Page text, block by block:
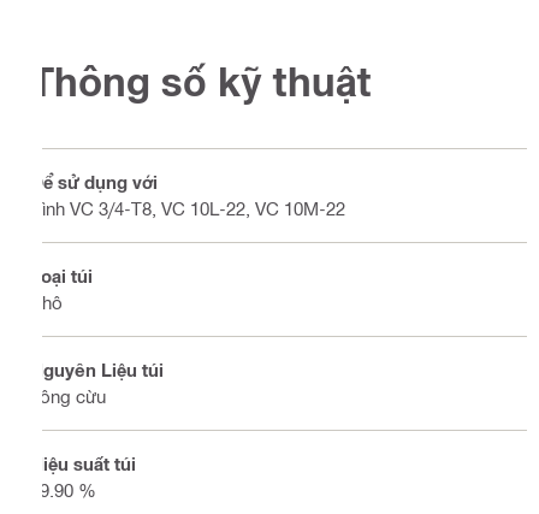
Thông số kỹ thuật
Để sử dụng với
Bình VC 3/4-T8, VC 10L-22, VC 10M-22
Loại túi
Khô
Nguyên Liệu túi
Lông cừu
Hiệu suất túi
99.90 %